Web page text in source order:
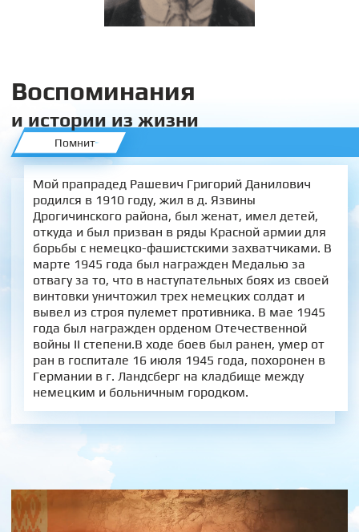
Воспоминания
и истории из жизни
Помнит
Мой прапрадед Рашевич Григорий Данилович
родился в 1910 году, жил в д. Язвины
Дрогичинского района, был женат, имел детей,
откуда и был призван в ряды Красной армии для
борьбы с немецко-фашистскими захватчиками. В
марте 1945 года был награжден Медалью за
отвагу за то, что в наступательных боях из своей
винтовки уничтожил трех немецких солдат и
вывел из строя пулемет противника. В мае 1945
года был награжден орденом Отечественной
войны II степени.В ходе боев был ранен, умер от
ран в госпитале 16 июля 1945 года, похоронен в
Германии в г. Ландсберг на кладбище между
немецким и больничным городком.